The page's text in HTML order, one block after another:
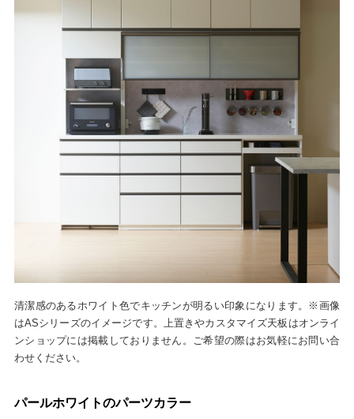
清潔感のあるホワイト色でキッチンが明るい印象になります。※画像
はASシリーズのイメージです。上置きやカスタマイズ天板はオンライ
ンショップには掲載しておりません。ご希望の際はお気軽にお問い合
わせください。
パールホワイトのパーツカラー